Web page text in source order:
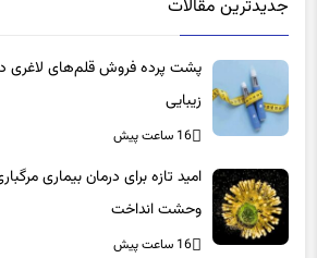
پشت پرده فروش قلم‌های لاغری در
زیبایی
16 ساعت پیش
امید تازه برای درمان بیماری
وحشت انداخت
16 ساعت پیش